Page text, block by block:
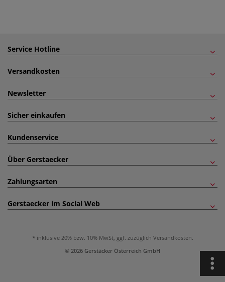
Service Hotline
Versandkosten
Newsletter
Sicher einkaufen
Kundenservice
Über Gerstaecker
Zahlungsarten
Gerstaecker im Social Web
inklusive 20% bzw. 10% MwSt, ggf. zuzüglich Versandkosten.
© 2026 Gerstäcker Österreich GmbH